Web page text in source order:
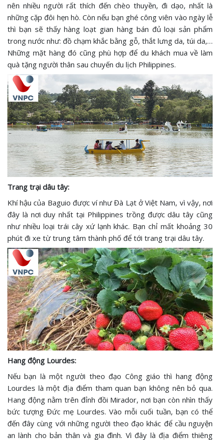
nên nhiều người rất thích đến chèo thuyền, đi dạo, nhất là
những cặp đôi hẹn hò. Còn nếu bạn ghé công viên vào ngày lễ
thì bạn sẽ thấy hàng loạt gian hàng bán đủ loại sản phẩm
trong nước như: đồ chạm khắc bằng gỗ, thắt lưng da, túi da,…
Những mặt hàng đó cũng phù hợp để du khách mua về làm
quà tặng người thân sau chuyến du lịch Philippines.
Trang trại dâu tây:
Khí hậu của Baguio được ví như Đà Lạt ở Việt Nam, vì vậy, nơi
đây là nơi duy nhất tại Philippines trồng được dâu tây cũng
như nhiều loại trái cây xứ lạnh khác. Bạn chỉ mất khoảng 30
phút đi xe từ trung tâm thành phố để tới trang trại dâu tây.
Hang động Lourdes:
Nếu bạn là một người theo đạo Công giáo thì hang động
Lourdes là một địa điểm tham quan bạn không nên bỏ qua.
Hang động nằm trên đỉnh đồi Mirador, nơi bạn còn nhìn thấy
bức tượng Đức mẹ Lourdes. Vào mỗi cuối tuần, bạn có thể
đến đây cùng với những người theo đạo khác để cầu nguyện
an lành cho bản thân và gia đình. Vì đây là địa điểm thiêng